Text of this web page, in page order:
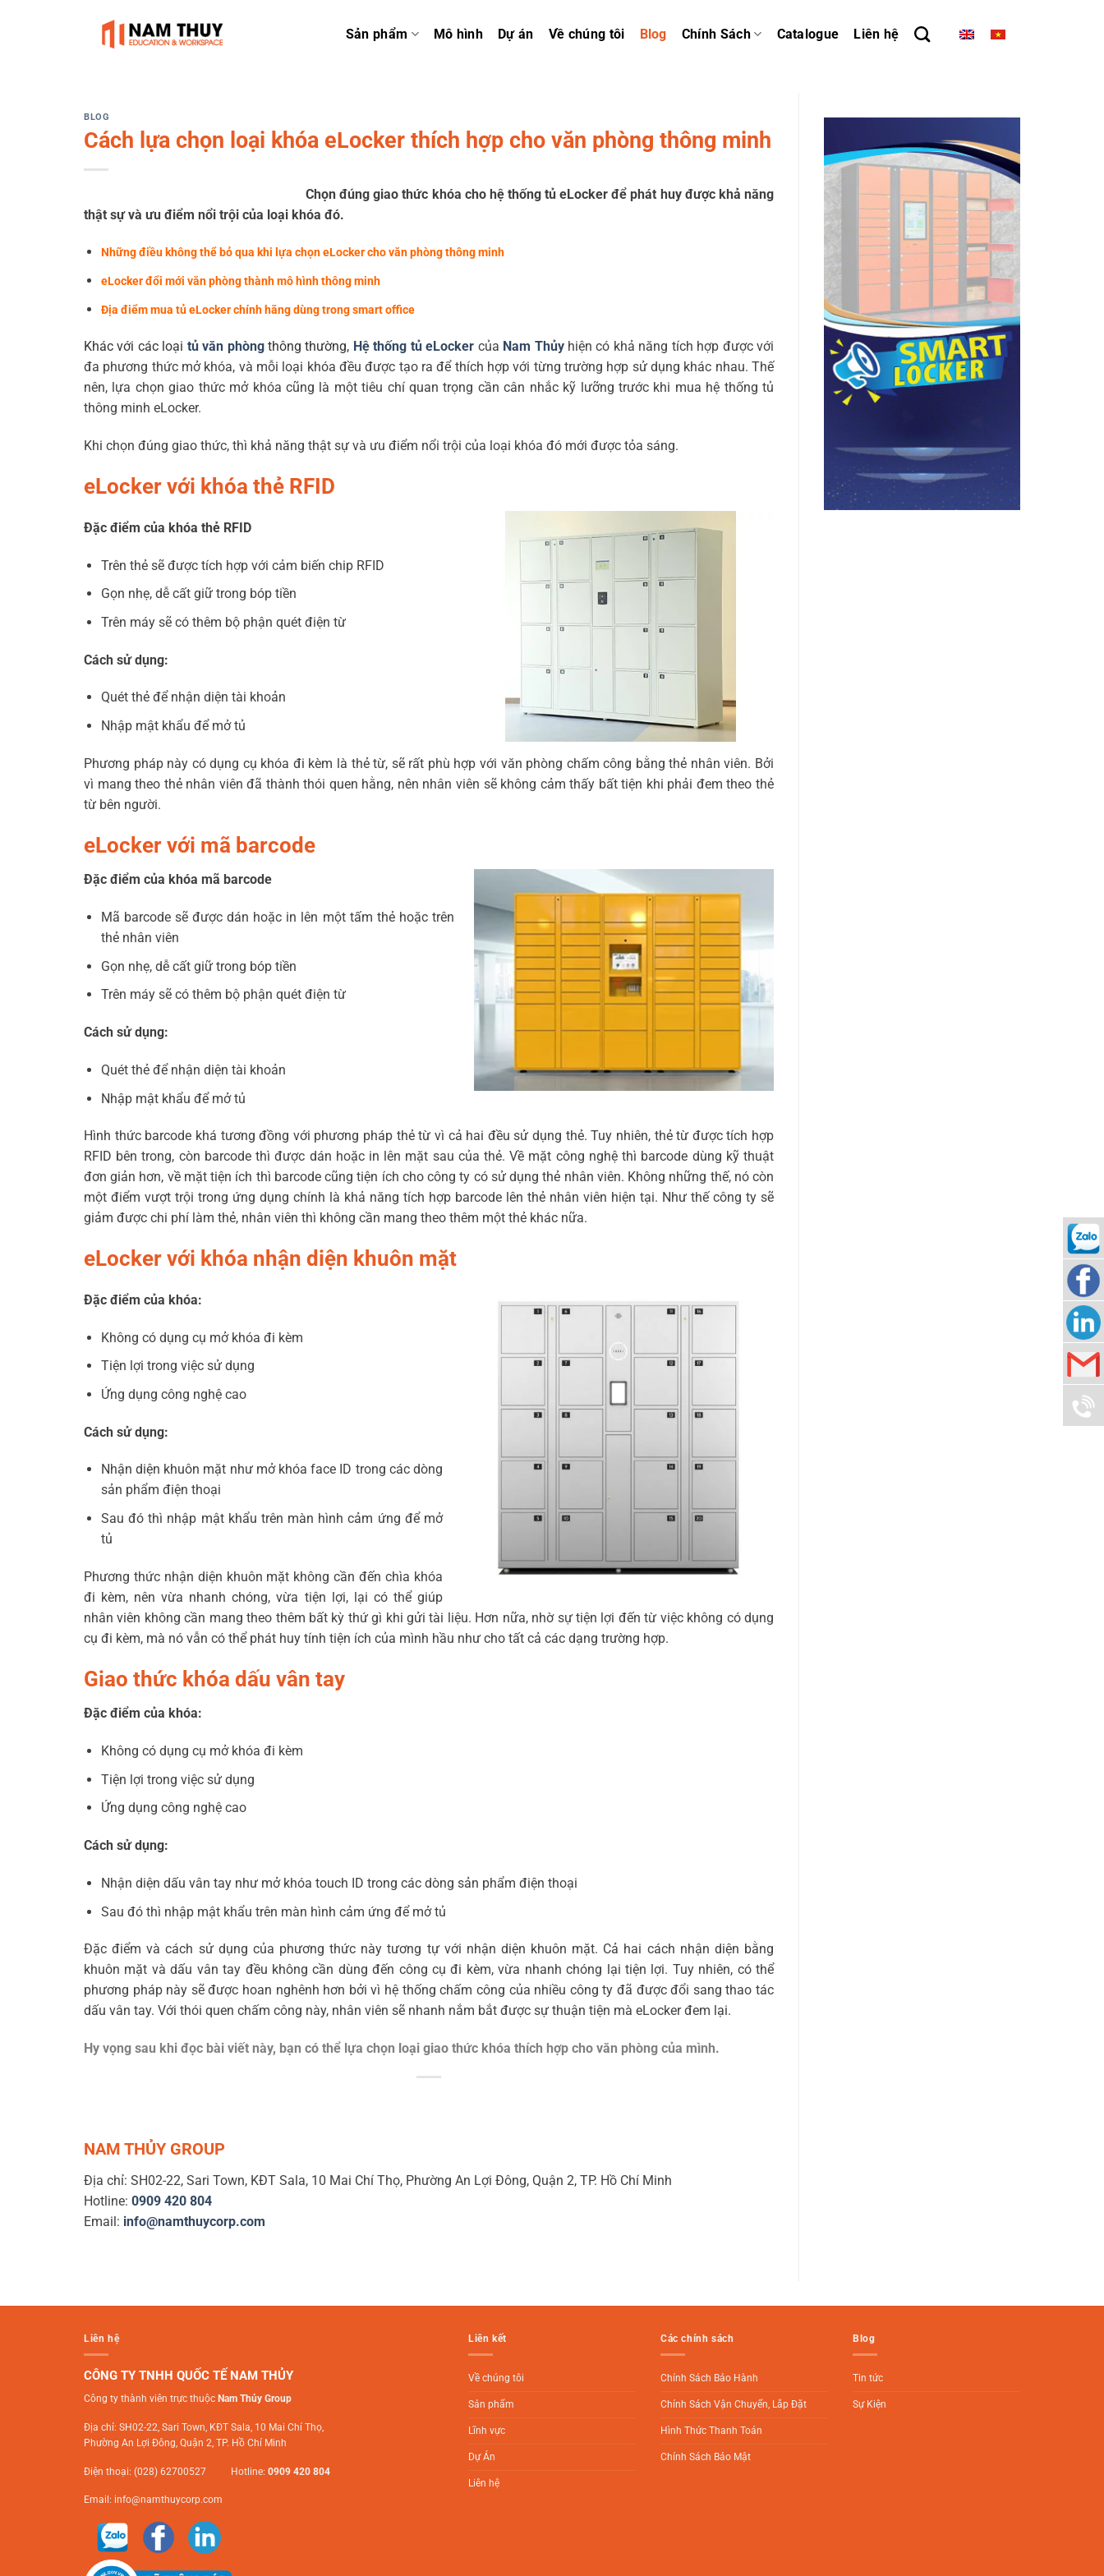
Sản phẩm Mô hình Dự án Về chúng tôi Blog Chính Sách Catalogue Liên hệ
BLOG
Cách lựa chọn loại khóa eLocker thích hợp cho văn phòng thông minh
Chọn đúng giao thức khóa cho hệ thống tủ eLocker để phát huy được khả năng
thật sự và ưu điểm nổi trội của loại khóa đó.
Những điều không thể bỏ qua khi lựa chọn eLocker cho văn phòng thông minh
eLocker đổi mới văn phòng thành mô hình thông minh
Địa điểm mua tủ eLocker chính hãng dùng trong smart office
Khác với các loại tủ văn phòngthông thường, Hệ thống tủ eLocker của Nam Thủyhiện có khả năng tích hợp được với
đa phương thức mở khóa, và mỗi loại khóa đều được tạo ra để thích hợp với từng trường hợp sử dụng khác nhau. Thế
nên, lựa chọn giao thức mở khóa cũng là một tiêu chí quan trọng cần cân nhắc kỹ lưỡng trước khi mua hệ thống tủ
thông minh eLocker.
Khi chọn đúng giao thức, thì khả năng thật sự và ưu điểm nổi trội của loại khóa đó mới được tỏa sáng.
eLocker với khóa thẻ RFID
Đặc điểm của khóa thẻ RFID
Trên thẻ sẽ được tích hợp với cảm biến chip RFID
Gọn nhẹ, dễ cất giữ trong bóp tiền
Trên máy sẽ có thêm bộ phận quét điện từ
Cách sử dụng:
Quét thẻ để nhận diện tài khoản
Nhập mật khẩu để mở tủ
Phương pháp này có dụng cụ khóa đi kèm là thẻ từ, sẽ rất phù hợp với văn phòng chấm công bằng thẻ nhân viên. Bởi
vì mang theo thẻ nhân viên đã thành thói quen hằng, nên nhân viên sẽ không cảm thấy bất tiện khi phải đem theo thẻ
từ bên người.
eLocker với mã barcode
Đặc điểm của khóa mã barcode
Mã barcode sẽ được dán hoặc in lên một tấm thẻ hoặc trên
thẻ nhân viên
Gọn nhẹ, dễ cất giữ trong bóp tiền
Trên máy sẽ có thêm bộ phận quét điện từ
Cách sử dụng:
Quét thẻ để nhận diện tài khoản
Nhập mật khẩu để mở tủ
Hình thức barcode khá tương đồng với phương pháp thẻ từ vì cả hai đều sử dụng thẻ. Tuy nhiên, thẻ từ được tích hợp
RFID bên trong, còn barcode thì được dán hoặc in lên mặt sau của thẻ. Về mặt công nghệ thì barcode dùng kỹ thuật
đơn giản hơn, về mặt tiện ích thì barcode cũng tiện ích cho công ty có sử dụng thẻ nhân viên. Không những thế, nó còn
một điểm vượt trội trong ứng dụng chính là khả năng tích hợp barcode lên thẻ nhân viên hiện tại. Như thế công ty sẽ
giảm được chi phí làm thẻ, nhân viên thì không cần mang theo thêm một thẻ khác nữa.
eLocker với khóa nhận diện khuôn mặt
Đặc điểm của khóa:
Không có dụng cụ mở khóa đi kèm
Tiện lợi trong việc sử dụng
Ứng dụng công nghệ cao
Cách sử dụng:
Nhận diện khuôn mặt như mở khóa face ID trong các dòng
sản phẩm điện thoại
Sau đó thì nhập mật khẩu trên màn hình cảm ứng để mở
tủ
Phương thức nhận diện khuôn mặt không cần đến chìa khóa
đi kèm, nên vừa nhanh chóng, vừa tiện lợi, lại có thể giúp
nhân viên không cần mang theo thêm bất kỳ thứ gì khi gửi tài liệu. Hơn nữa, nhờ sự tiện lợi đến từ việc không có dụng
cụ đi kèm, mà nó vẫn có thể phát huy tính tiện ích của mình hầu như cho tất cả các dạng trường hợp.
Giao thức khóa dấu vân tay
Đặc điểm của khóa:
Không có dụng cụ mở khóa đi kèm
Tiện lợi trong việc sử dụng
Ứng dụng công nghệ cao
Cách sử dụng:
Nhận diện dấu vân tay như mở khóa touch ID trong các dòng sản phẩm điện thoại
Sau đó thì nhập mật khẩu trên màn hình cảm ứng để mở tủ
Đặc điểm và cách sử dụng của phương thức này tương tự với nhận diện khuôn mặt. Cả hai cách nhận diện bằng
khuôn mặt và dấu vân tay đều không cần dùng đến công cụ đi kèm, vừa nhanh chóng lại tiện lợi. Tuy nhiên, có thể
phương pháp này sẽ được hoan nghênh hơn bởi vì hệ thống chấm công của nhiều công ty đã được đổi sang thao tác
dấu vân tay. Với thói quen chấm công này, nhân viên sẽ nhanh nắm bắt được sự thuận tiện mà eLocker đem lại.
Hy vọng sau khi đọc bài viết này, bạn có thể lựa chọn loại giao thức khóa thích hợp cho văn phòng của mình.
NAM THỦY GROUP
Địa chỉ: SH02-22, Sari Town, KĐT Sala, 10 Mai Chí Thọ, Phường An Lợi Đông, Quận 2, TP. Hồ Chí Minh
Hotline: 0909 420 804
Email: info@namthuycorp.com
Liên hệ
CÔNG TY TNHH QUỐC TẾ NAM THỦY
Công ty thành viên trực thuộc Nam Thủy Group
Địa chỉ: SH02-22, Sari Town, KĐT Sala, 10 Mai Chí Thọ,
Phường An Lợi Đông, Quận 2, TP. Hồ Chí Minh
Điện thoại: (028) 62700527 Hotline: 0909 420 804
Email: info@namthuycorp.com
Liên kết
Về chúng tôi
Sản phẩm
Lĩnh vực
Dự Án
Liên hệ
Các chính sách
Chính Sách Bảo Hành
Chính Sách Vận Chuyển, Lắp Đặt
Hình Thức Thanh Toán
Chính Sách Bảo Mật
Blog
Tin tức
Sự Kiện
Nam
Thuy
Corp
Nam
Thuy